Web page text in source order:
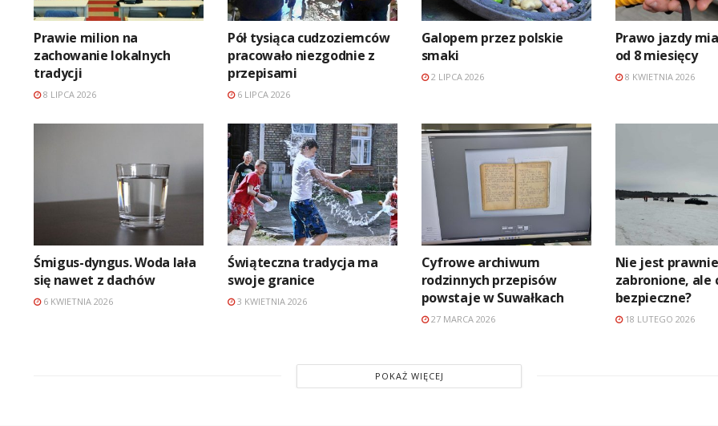
Prawie milion na
zachowanie lokalnych
tradycji
8 LIPCA 2026
Pół tysiąca cudzoziemców
pracowało niezgodnie z
przepisami
6 LIPCA 2026
Galopem przez polskie
smaki
2 LIPCA 2026
Prawo jazdy
od 8 miesięcy
8 KWIETNIA 2026
Śmigus-dyngus. Woda lała
się nawet z dachów
6 KWIETNIA 2026
Świąteczna tradycja ma
swoje granice
3 KWIETNIA 2026
Cyfrowe archiwum
rodzinnych przepisów
powstaje w Suwałkach
27 MARCA 2026
Nie jest prawnie
zabronione, ale
bezpieczne?
18 LUTEGO 2026
POKAŻ WIĘCEJ